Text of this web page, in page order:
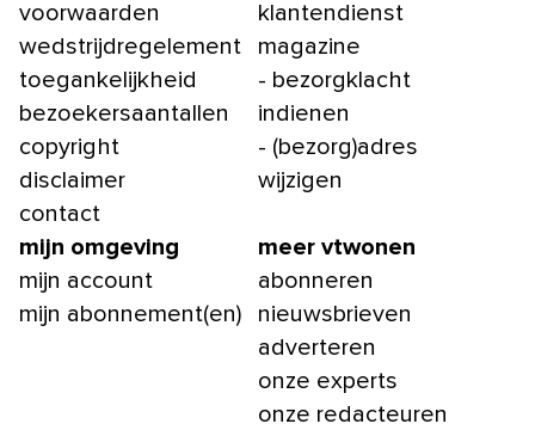
voorwaarden
wedstrijdregelement
toegankelijkheid
bezoekersaantallen
copyright
disclaimer
contact
klantendienst
magazine
- bezorgklacht
indienen
- (bezorg)adres
wijzigen
mijn omgeving
mijn account
mijn abonnement(en)
meer vtwonen
abonneren
nieuwsbrieven
adverteren
onze experts
onze redacteuren